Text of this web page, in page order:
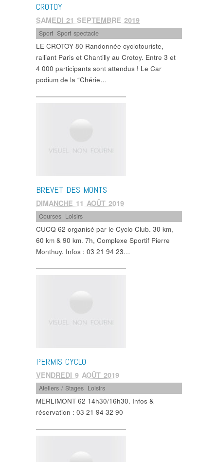
CROTOY
SAMEDI 21 SEPTEMBRE 2019
Sport ,Sport spectacle
LE CROTOY 80 Randonnée cyclotouriste,
ralliant Paris et Chantilly au Crotoy. Entre 3 et
4 000 participants sont attendus ! Le Car
podium de la “Chérie…
BREVET DES MONTS
DIMANCHE 11 AOÛT 2019
Courses Loisirs
CUCQ 62 organisé par le Cyclo Club. 30 km,
60 km & 90 km. 7h, Complexe Sportif Pierre
Monthuy. Infos : 03 21 94 23…
PERMIS CYCLO
VENDREDI 9 AOÛT 2019
Ateliers / Stages Loisirs
MERLIMONT 62 14h30/16h30. Infos &
réservation : 03 21 94 32 90